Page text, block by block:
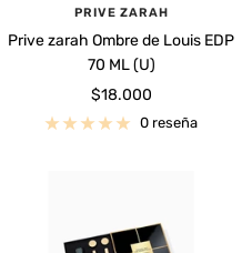
PRIVE ZARAH
Prive zarah Ombre de Louis EDP
70 ML (U)
Precio
de
$18.000
0 reseña